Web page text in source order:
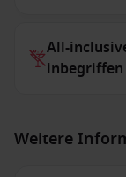
All-
inbegriffen
Weitere